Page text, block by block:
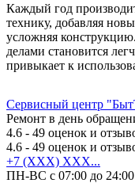
Каждый год
технику, добавляя
усложняя
делами становится
привыкает к
Сервисный центр
Ремонт в день
4.6 - 49 оценок и
4.6 - 49 оценок и
+7 (XXX) XXX...
ПН-ВС с 07:00 до 24:00